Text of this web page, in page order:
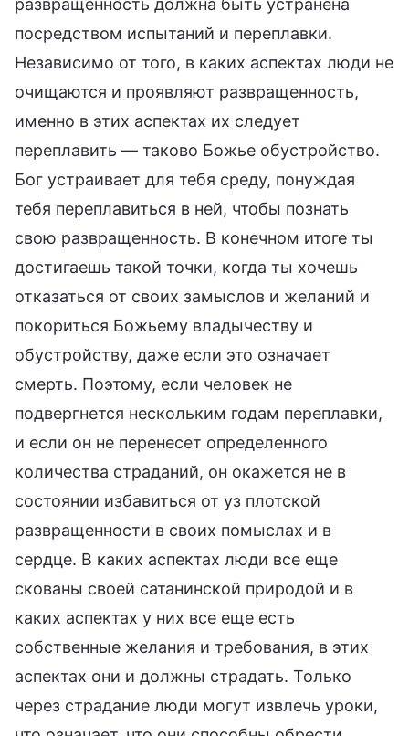
посредством испытаний и переплавки.
Независимо от того, в каких аспектах люди не
очищаются и проявляют развращенность,
именно в этих аспектах их следует
переплавить — таково Божье обустройство.
Бог устраивает для тебя среду, понуждая
тебя переплавиться в ней, чтобы познать
свою развращенность. В конечном итоге ты
достигаешь такой точки, когда ты хочешь
отказаться от своих замыслов и желаний и
покориться Божьему владычеству и
обустройству, даже если это означает
смерть. Поэтому, если человек не
подвергнется нескольким годам переплавки,
и если он не перенесет определенного
количества страданий, он окажется не в
состоянии избавиться от уз плотской
развращенности в своих помыслах и в
сердце. В каких аспектах люди все еще
скованы своей сатанинской природой и в
каких аспектах у них все еще есть
собственные желания и требования, в этих
аспектах они и должны страдать. Только
через страдание люди могут извлечь уроки,